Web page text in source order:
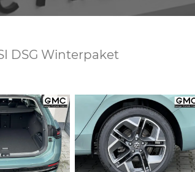
DSG Winterpaket